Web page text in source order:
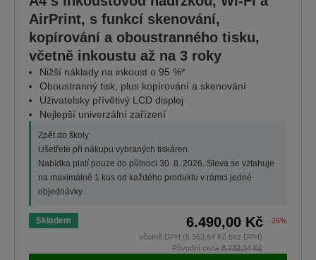
AirPrint, s funkcí skenování,
kopírování a oboustranného tisku,
včetně inkoustu až na 3 roky
Nižší náklady na inkoust o 95 %*
Oboustranný tisk, plus kopírování a skenování
Uživatelsky přívětivý LCD displej
Nejlepší univerzální zařízení
Zpět do školy
Ušetřete při nákupu vybraných tiskáren.
Nabídka platí pouze do půlnoci 30. 8. 2026. Sleva se vztahuje
na maximálně 1 kus od každého produktu v rámci jedné
objednávky.
Skladem 6.490,00 Kč
-26%
včetně DPH (5.363,64 Kč bez DPH)
Původní cena 8.732,34 Kč